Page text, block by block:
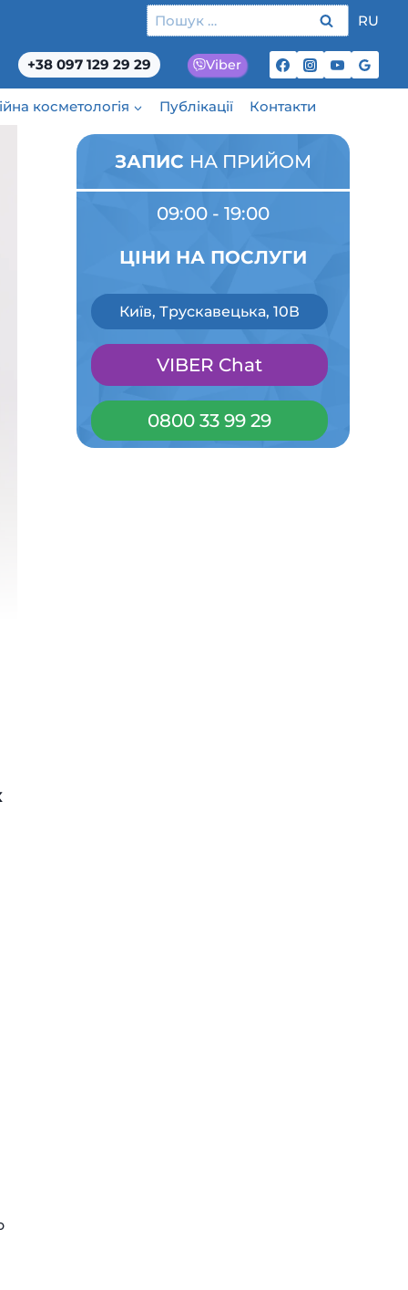
Пошук: RU
+38 097 129 29 29 Viber
косметологія Публікації Контакти
ЗАПИС НА ПРИЙОМ
09:00 - 19:00
ЦІНИ НА ПОСЛУГИ
Київ, Трускавецька, 10В
VIBER Chat
0800 33 99 29